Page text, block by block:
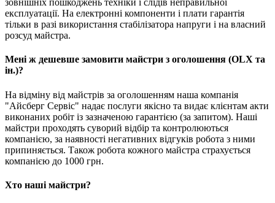
зовнішніх пошкоджень техніки і слідів неправильної
експлуатації. На електронні компоненти і плати гарантія
тільки в разі використання стабілізатора напруги і на власний
розсуд майстра.
Мені ж дешевше замовити майстри з оголошення (OLX та
ін.)?
На відміну від майстрів за оголошенням наша компанія
"Айсберг Сервіс" надає послуги якісно та видає клієнтам акти
виконаних робіт із зазначеною гарантією (за запитом). Наші
майстри проходять суворий відбір та контролюються
компанією, за наявності негативних відгуків робота з ними
припиняється. Також робота кожного майстра страхується
компанією до 1000 грн.
Хто наші майстри?